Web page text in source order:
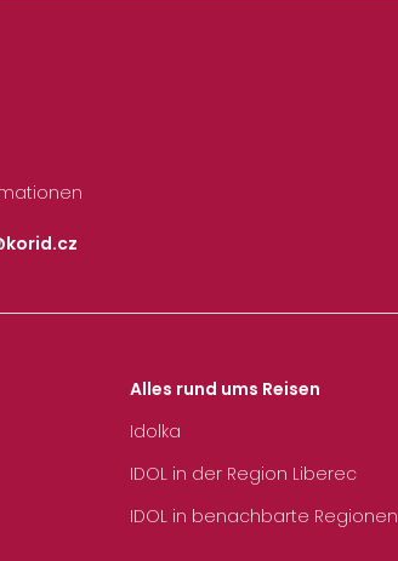
Alles rund ums Reisen
Idolka
IDOL in der Region Liberec
IDOL in benachbarte Regionen